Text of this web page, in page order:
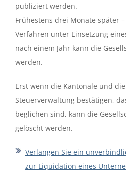
publiziert werden.
Frühestens drei Monate später
Verfahren unter Einsetzung
nach einem Jahr kann die
werden.
Erst wenn die Kantonale und
Steuerverwaltung bestätigen,
beglichen sind, kann die
gelöscht werden.
Verlangen Sie ein
zur Liquidation eines